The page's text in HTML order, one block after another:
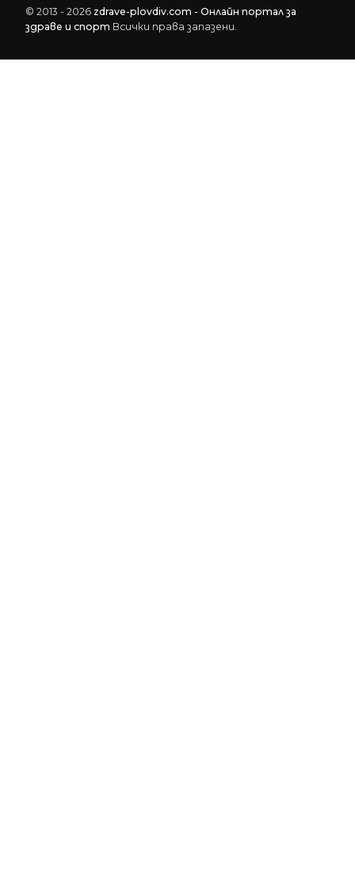
© 2013 - 2026 zdrave-plovdiv.com - Онлайн портал за
здраве и спорт Всички права запазени.